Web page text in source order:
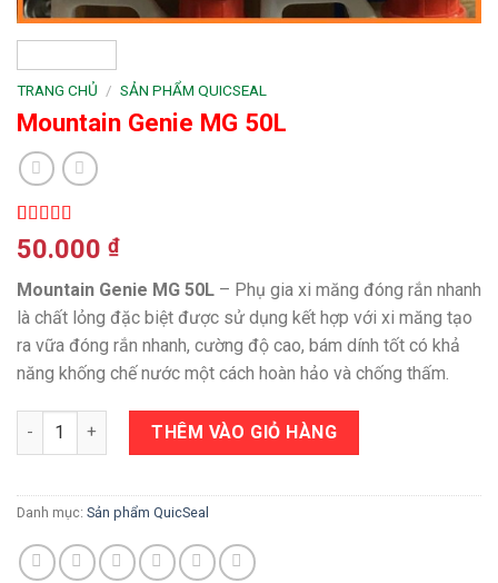
TRANG CHỦ / SẢN PHẨM QUICSEAL
Mountain Genie MG 50L
5.00 trên 5
dựa trên
1
50.000 ₫
Mountain Genie MG 50L – Phụ gia xi măng đóng rắn nhanh
là chất lỏng đặc biệt được sử dụng kết hợp với xi măng tạo
ra vữa đóng rắn nhanh, cường độ cao, bám dính tốt có khả
năng khống chế nước một cách hoàn hảo và chống thấm.
Mountain Genie MG 50L số lượng
THÊM VÀO GIỎ HÀNG
Danh mục: Sản phẩm QuicSeal